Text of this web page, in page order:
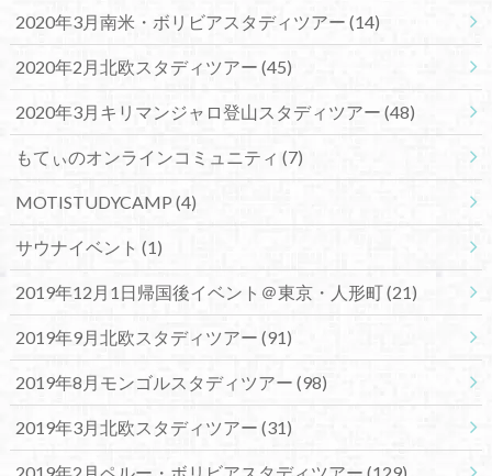
2020年3月南米・ボリビアスタディツアー (14)
2020年2月北欧スタディツアー (45)
2020年3月キリマンジャロ登山スタディツアー (48)
もてぃのオンラインコミュニティ (7)
MOTISTUDYCAMP (4)
サウナイベント (1)
2019年12月1日帰国後イベント＠東京・人形町(21)
2019年9月北欧スタディツアー (91)
2019年8月モンゴルスタディツアー (98)
2019年3月北欧スタディツアー (31)